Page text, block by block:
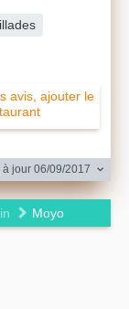
avis, ajouter le
à jour 06/09/2017
Moyo